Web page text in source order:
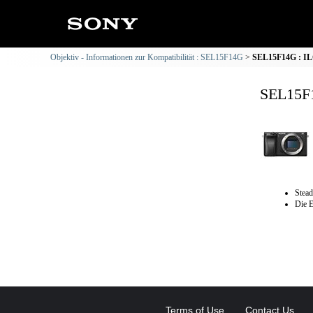
Objektiv - Informationen zur Kompatibilität : SEL15F14G SEL15F14G :
Die
Terms of Use Contact Us